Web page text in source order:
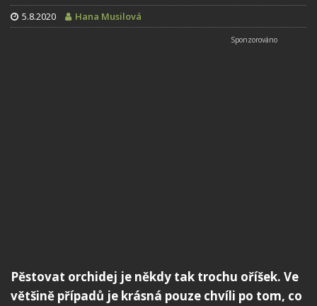
5.8.2020 Hana Musilová
Pěstovat orchidej je někdy tak trochu oříšek. Ve
většině případů je krásná pouze chvíli po tom, co